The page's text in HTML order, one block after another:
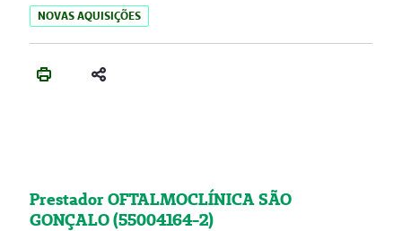
NOVAS AQUISIÇÕES
Prestador OFTALMOCLÍNICA SÃO
GONÇALO (55004164-2)